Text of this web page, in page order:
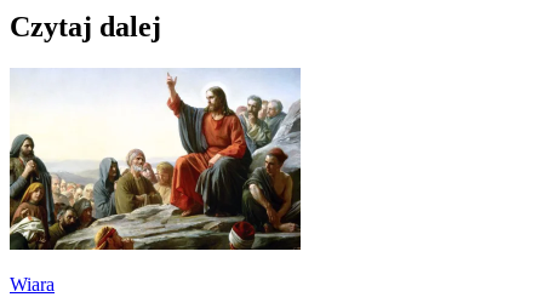
Czytaj dalej
Wiara